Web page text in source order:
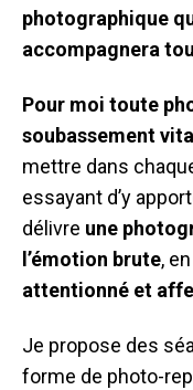
photographique
accompagnera
Pour moi toute
soubassement
mettre dans
essayant d’y
délivre une
l’émotion brute,
attentionné et
Je propose des
forme de photo-